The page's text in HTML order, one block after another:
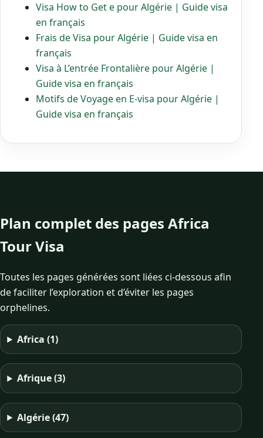
Visa How to Get e pour Algérie | Guide visa
en français
Frais de Visa pour Algérie | Guide visa en
français
Visa à L’entrée Frontalière pour Algérie |
Guide visa en français
Motifs de Voyage en E-visa pour Algérie |
Guide visa en français
Plan complet des pages Africa
Tour Visa
Toutes les pages générées sont liées ci-dessous afin
de faciliter l’exploration et d’éviter les pages
orphelines.
Africa(1)
Afrique(3)
Algérie(47)